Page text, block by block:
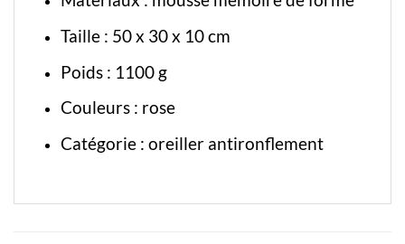
Taille : 50 x 30 x 10 cm
Poids : 1100 g
Couleurs : rose
Catégorie : oreiller antironflement